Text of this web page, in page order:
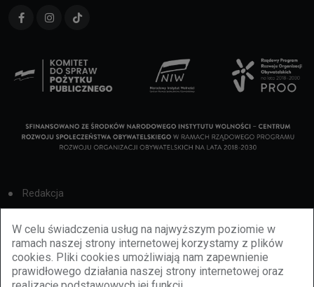
W celu świadczenia usług na najwyższym poziomie w
ramach naszej strony internetowej korzystamy z plików
cookies. Pliki cookies umożliwiają nam zapewnienie
prawidłowego działania naszej strony internetowej oraz
Redakcja
Cookies
Reklama
BBiletomania